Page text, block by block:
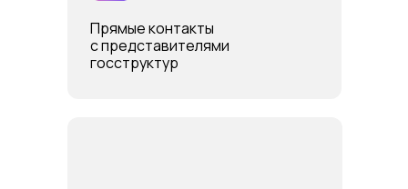
Прямые контакты
с представителями
госструктур